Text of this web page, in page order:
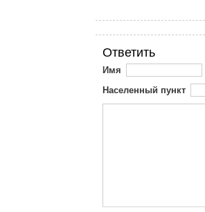
Ответить
Имя
Населенный пункт